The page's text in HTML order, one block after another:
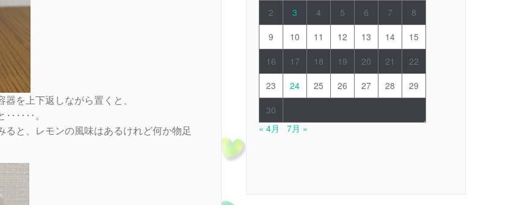
を上下返しながら置くと、
‥‥‥。
ると、レモンの風味はあるけれど何か物足
2
3 4 5 6 7
8
9
10 11 12 13 14
15
16
17 18 19 20 21
22
23
24 25 26 27 28
29
30
« 4月
7月 »